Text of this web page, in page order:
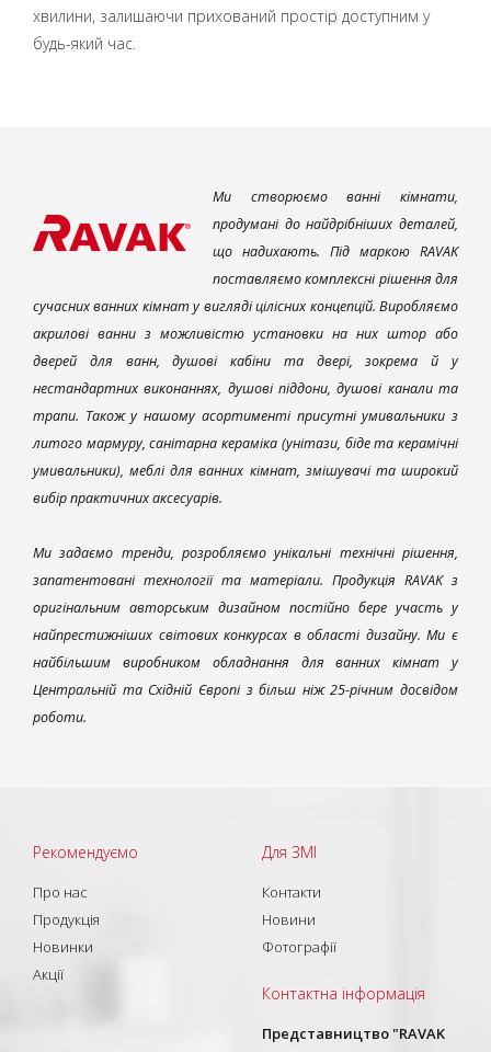
хвилини, залишаючи прихований простір доступним у
будь-який час.
Ми створюємо ванні кімнати,
продумані до найдрібніших деталей,
що надихають. Під маркою RAVAK
поставляємо комплексні рішення для
сучасних ванних кімнат у вигляді цілісних концепцій. Виробляємо
акрилові ванни з можливістю установки на них штор або
дверей для ванн, душові кабіни та двері, зокрема й у
нестандартних виконаннях, душові піддони, душові канали та
трапи. Також у нашому асортименті присутні умивальники з
литого мармуру, санітарна кераміка (унітази, біде та керамічні
умивальники), меблі для ванних кімнат, змішувачі та широкий
вибір практичних аксесуарів.
Ми задаємо тренди, розробляємо унікальні технічні рішення,
запатентовані технології та матеріали. Продукція RAVAK з
оригінальним авторським дизайном постійно бере участь у
найпрестижніших світових конкурсах в області дизайну. Ми є
найбільшим виробником обладнання для ванних кімнат у
Центральній та Східній Європі з більш ніж 25-річним досвідом
роботи.
Рекомендуємо
Про нас
Продукція
Новинки
Акції
Для ЗМІ
Контакти
Новини
Фотографії
Контактна інформація
Представництво "RAVAK